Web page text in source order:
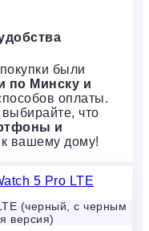
были
по Минску и
оплаты.
что
и
вашему дому!
(черный, с черным
версия)